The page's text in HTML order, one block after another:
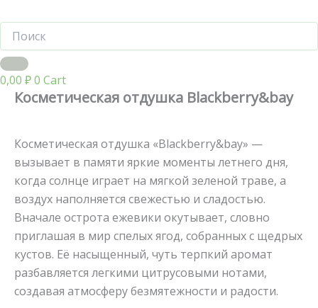
0,00 ₽0 Cart
Косметическая отдушка Blackberry&bay
Косметическая отдушка «Blackberry&bay» —
вызывает в памяти яркие моменты летнего дня,
когда солнце играет на мягкой зеленой траве, а
воздух наполняется свежестью и сладостью.
Вначале острота ежевики окутывает, словно
приглашая в мир спелых ягод, собранных с щедрых
кустов. Её насыщенный, чуть терпкий аромат
разбавляется легкими цитрусовыми нотами,
создавая атмосферу безмятежности и радости.